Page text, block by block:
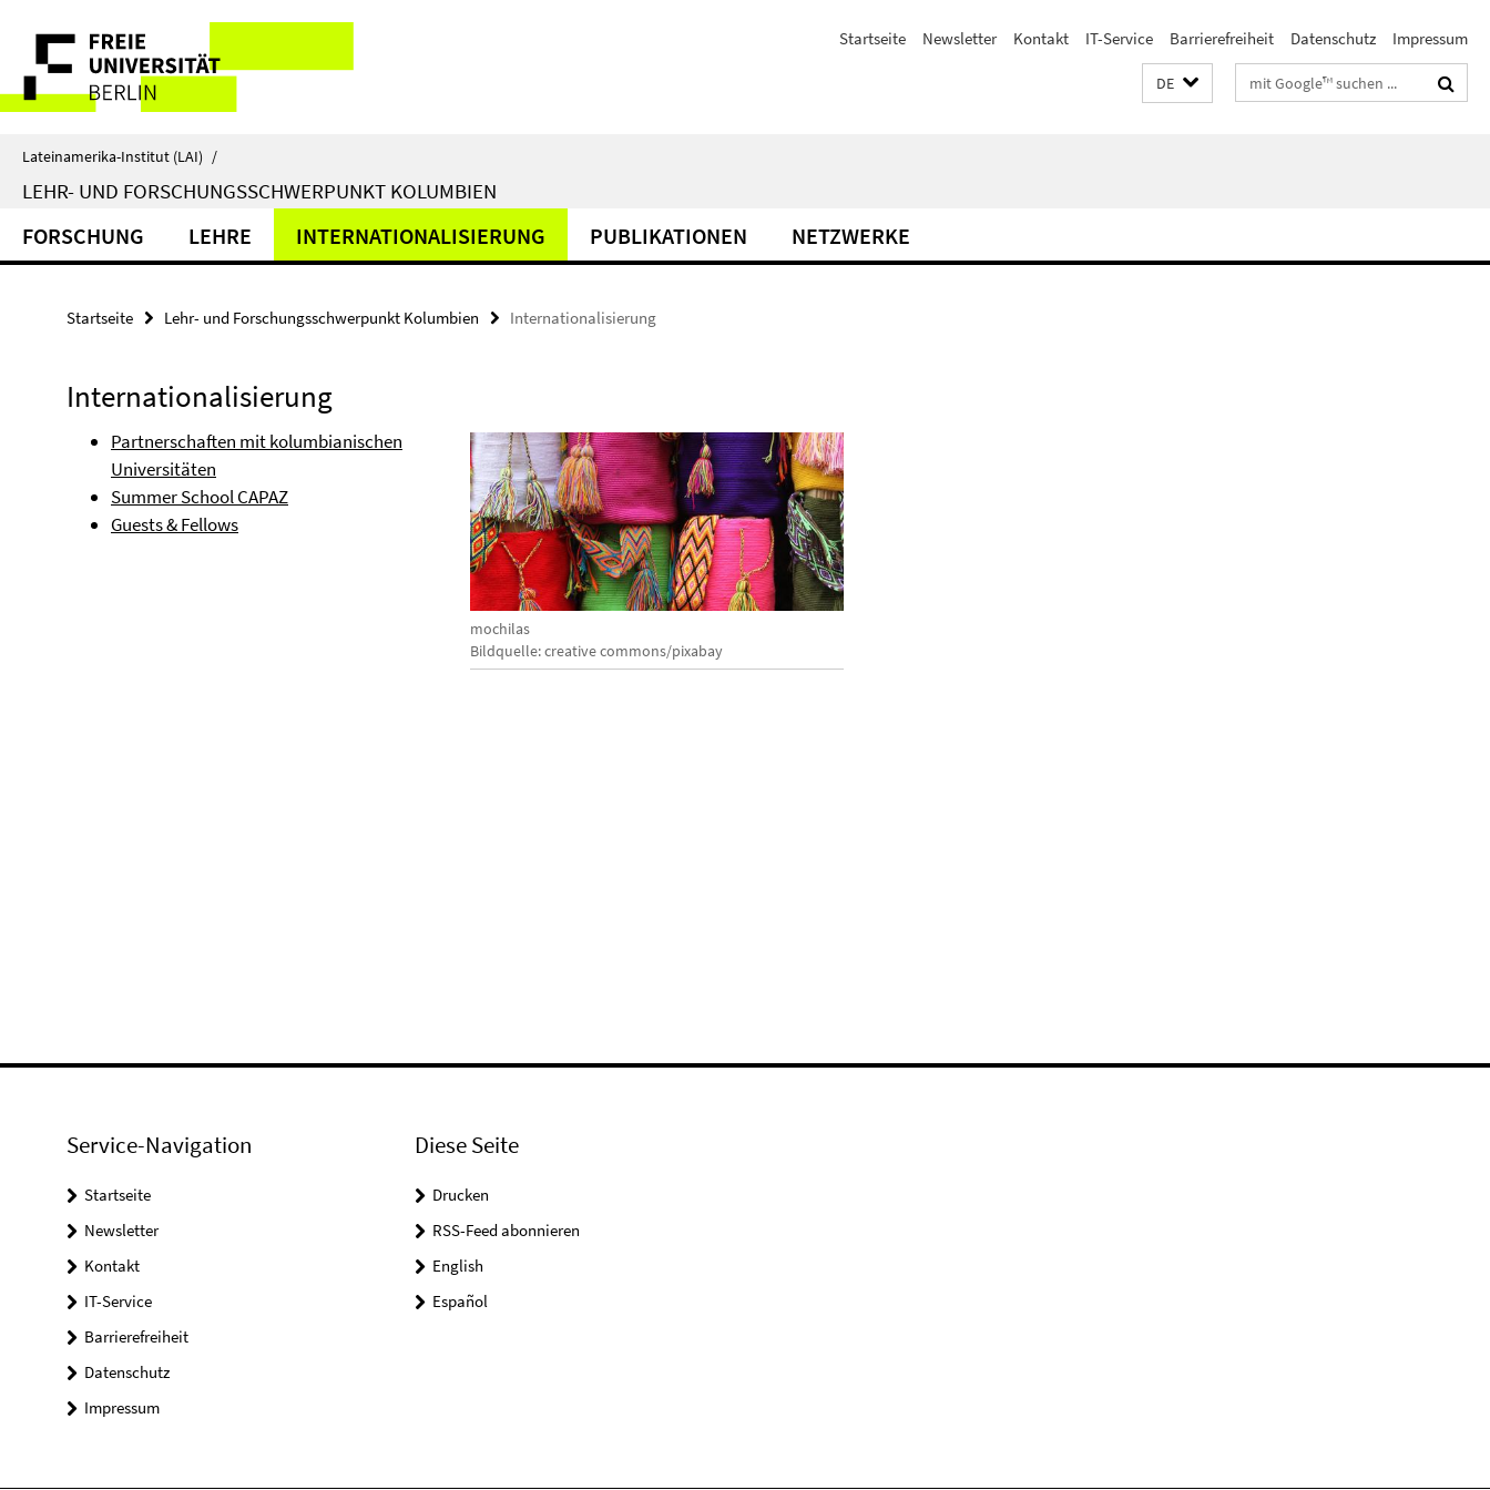
direkt
Inhalt
Service-
Navigation
Startseite Newsletter Kontakt IT-Service Barrierefreiheit Datenschutz Impressum
DE Suchbegriffe
Lateinamerika-Institut (LAI) /
LEHR- UND FORSCHUNGSSCHWERPUNKT KOLUMBIEN
FORSCHUNG LEHRE INTERNATIONALISIERUNG PUBLIKATIONEN NETZWERKE
Startseite Lehr- und Forschungsschwerpunkt Kolumbien Internationalisierung
Internationalisierung
mochilas
Bildquelle: creative commons/pixabay
Partnerschaften mit kolumbianischen
Universitäten
Summer School CAPAZ
Guests & Fellows
Service-Navigation
Startseite
Newsletter
Kontakt
IT-Service
Barrierefreiheit
Datenschutz
Impressum
Diese Seite
Drucken
RSS-Feed abonnieren
English
Español